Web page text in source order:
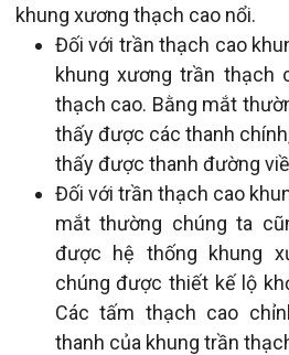
khung xương thạch cao nổi.
Đối với trần thạch cao
khung xương trần thạch
thạch cao. Bằng mắt
thấy được các thanh
thấy được thanh đường
Đối với trần thạch cao
mắt thường chúng ta
được hệ thống khung
chúng được thiết kế lộ
Các tấm thạch cao
thanh của khung trần